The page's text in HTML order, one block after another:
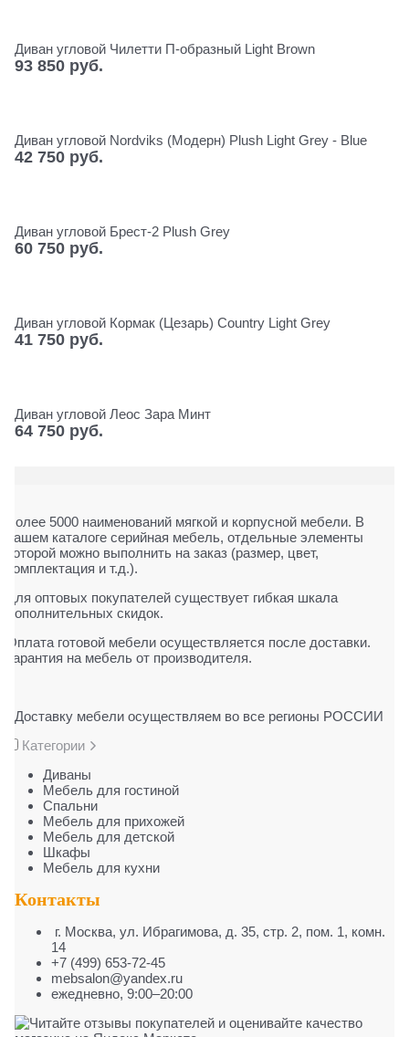
Диван угловой Чилетти П-образный Light Brown
93 850 руб.
Диван угловой Nordviks (Модерн) Plush Light Grey - Blue
42 750 руб.
Диван угловой Брест-2 Plush Grey
60 750 руб.
Диван угловой Кормак (Цезарь) Сountry Light Grey
41 750 руб.
Диван угловой Леос Зара Минт
64 750 руб.
Более 5000 наименований мягкой и корпусной мебели. В
нашем каталоге серийная мебель, отдельные элементы
которой можно выполнить на заказ (размер, цвет,
комплектация и т.д.).
Для оптовых покупателей существует гибкая шкала
дополнительных скидок.
Оплата готовой мебели осуществляется после доставки.
Гарантия на мебель от производителя.
Доставку мебели осуществляем во все регионы РОССИИ
Категории
Диваны
Мебель для гостиной
Cпальни
Мебель для прихожей
Мебель для детской
Шкафы
Мебель для кухни
Контакты
г. Москва, ул. Ибрагимова, д. 35, стр. 2, пом. 1, комн.
14
+7 (499) 653-72-45
mebsalon@yandex.ru
ежедневно, 9:00–20:00